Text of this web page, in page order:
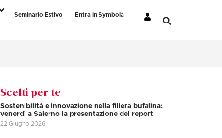
Seminario Estivo
Entra in Symbola
Scelti per te
Sostenibilità e innovazione nella filiera bufalina:
venerdì a Salerno la presentazione del report
22 Giugno 2026